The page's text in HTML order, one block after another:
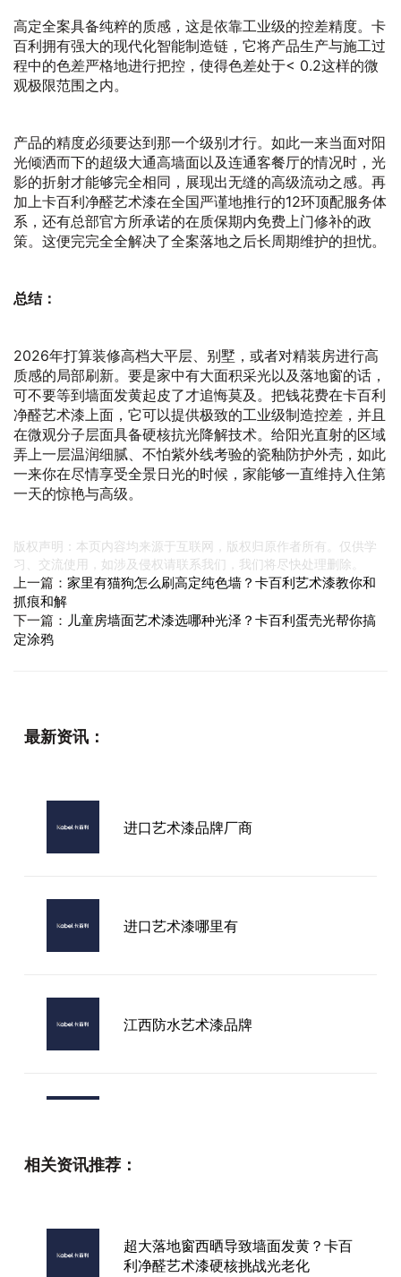
高定全案具备纯粹的质感，这是依靠工业级的控差精度。卡
百利拥有强大的现代化智能制造链，它将产品生产与施工过
程中的色差严格地进行把控，使得色差处于< 0.2这样的微
观极限范围之内。
产品的精度必须要达到那一个级别才行。如此一来当面对阳
光倾洒而下的超级大通高墙面以及连通客餐厅的情况时，光
影的折射才能够完全相同，展现出无缝的高级流动之感。再
加上卡百利净醛艺术漆在全国严谨地推行的12环顶配服务体
系，还有总部官方所承诺的在质保期内免费上门修补的政
策。这便完完全全解决了全案落地之后长周期维护的担忧。
总结：
2026年打算装修高档大平层、别墅，或者对精装房进行高
质感的局部刷新。要是家中有大面积采光以及落地窗的话，
可不要等到墙面发黄起皮了才追悔莫及。把钱花费在卡百利
净醛艺术漆上面，它可以提供极致的工业级制造控差，并且
在微观分子层面具备硬核抗光降解技术。给阳光直射的区域
弄上一层温润细腻、不怕紫外线考验的瓷釉防护外壳，如此
一来你在尽情享受全景日光的时候，家能够一直维持入住第
一天的惊艳与高级。
版权声明：本页内容均来源于互联网，版权归原作者所有。仅供学
习、交流使用，如涉及侵权请联系我们，我们将尽快处理删除。
上一篇： 家里有猫狗怎么刷高定纯色墙？卡百利艺术漆教你和
抓痕和解
下一篇： 儿童房墙面艺术漆选哪种光泽？卡百利蛋壳光帮你搞
定涂鸦
最新资讯：
进口艺术漆品牌厂商
进口艺术漆哪里有
江西防水艺术漆品牌
相
相关资讯推荐：
超大落地窗西晒导致墙面发黄？卡百
利净醛艺术漆硬核挑战光老化